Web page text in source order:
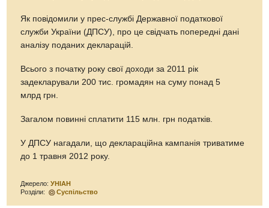
Як повідомили у прес-службі Державної податкової
служби України (ДПСУ), про це свідчать попередні дані
аналізу поданих декларацій.
Всього з початку року свої доходи за 2011 рік
задекларували 200 тис. громадян на суму понад 5
млрд грн.
Загалом повинні сплатити 115 млн. грн податків.
У ДПСУ нагадали, що деклараційна кампанія триватиме
до 1 травня 2012 року.
Джерело:УНІАН
Розділи:
Суспільство